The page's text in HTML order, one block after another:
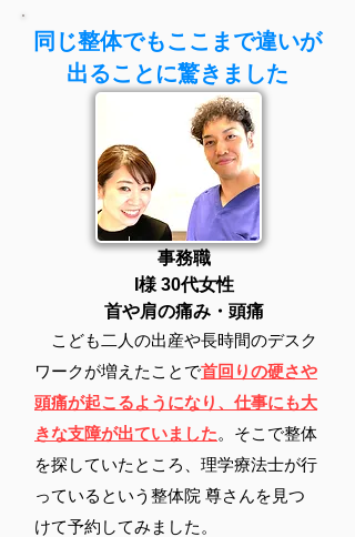
同じ整体でもここまで違いが
出ることに驚きました
​事務職
I様 ​ 30代女性
​首や肩の痛み・頭痛
こども二人の出産や長時間のデスク
ワークが増えたことで首回りの硬さや
頭痛が起こるようになり、仕事にも大
きな支障が出ていました。そこで整体
を探していたところ、理学療法士が行
っているという整体院 尊さんを見つ
けて予約してみました。